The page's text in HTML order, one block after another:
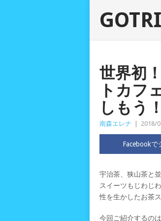
世界初
トカフ
しもう！
南森エレナ 2018/
Facebookで
宇治茶、狭山茶と
スイーツもじわじ
性を生かしたお茶
今回ご紹介するの